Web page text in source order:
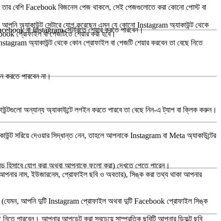
বেশি Facebook বিজনেস পেজ থাকলে, সেই পেজগুলোতে করা কোনো পোস্ট বা
অ্যাকাউন্ট সেন্টারে যোগ করেছেন এমন যে কোনো Instagram অ্যাকাউন্ট থেকে
প্রোফাইল বা পেজটিতে শেয়ার করা হবে।
অ্যাকাউন্ট থেকে কোন প্রোফাইল বা পেজটি শেয়ার করবেন তা বেছে নিতে
বা Instagram স্টোরিতে শেয়ার করতে পারবেন।
করতে পারবেন না।
অন্যান্য অ্যাকাউন্টে লগইন করতে পারবে তা বেছে নিন-এ ট্যাপ বা ক্লিক করুন।
সরিয়ে দেওয়ার সিদ্ধান্ত নেন, তাহলে আপনাকে Instagram বা Meta অ্যাকাউন্টের
যোগ করা অথবা আপনাকে ফলো করা) দেখতে পেতে পারেন।
নাম, ইউজারনেম, প্রোফাইল ছবি ও অবতার), সিঙ্ক করা তথ্য থাকা আপনার
আপনি দুটি Instagram প্রোফাইল অথবা দুটি Facebook প্রোফাইল সিঙ্ক
পারবেন। আপনার আপডেট করা সবচেয়ে সাম্প্রতিক ছবিটি আপনার ডিফল্ট ছবি